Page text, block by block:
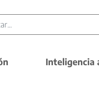
Inteligencia